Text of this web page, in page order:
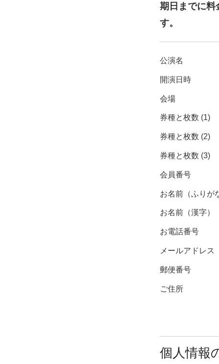
期日までに料
す。
公演名
開演日時
会場
券種と枚数 (1)
券種と枚数 (2)
券種と枚数 (3)
会員番号
お名前（ふりが
お名前（漢字）
お電話番号
メールアドレス
郵便番号
ご住所
個人情報